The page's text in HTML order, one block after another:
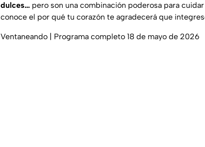
dulces… pero son una combinación poderosa para
conoce el por qué tu corazón te agradecerá que
Ventaneando | Programa completo 18 de mayo de 2026